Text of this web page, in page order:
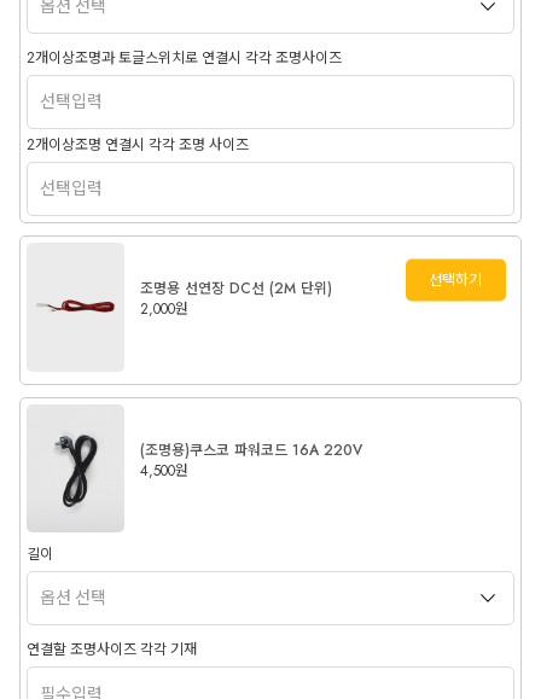
2개이상조명과 토글스위치로 연결시 각각 조명사이즈
2개이상조명 연결시 각각 조명 사이즈
조명용 선연장 DC선 (2M 단위)
2,000원
선택하기
(조명용)쿠스코 파워코드 16A 220V
4,500원
길이
연결할 조명사이즈 각각 기재